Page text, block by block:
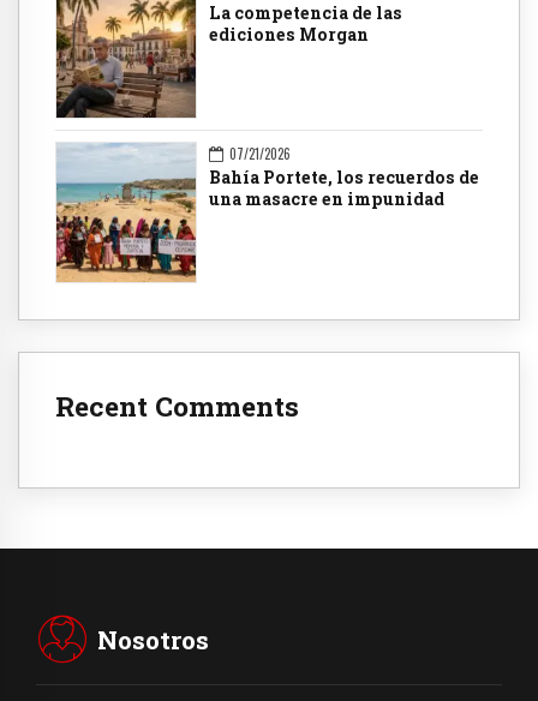
La competencia de las
ediciones Morgan
07/21/2026
Bahía Portete, los recuerdos de
una masacre en impunidad
Recent Comments
Nosotros